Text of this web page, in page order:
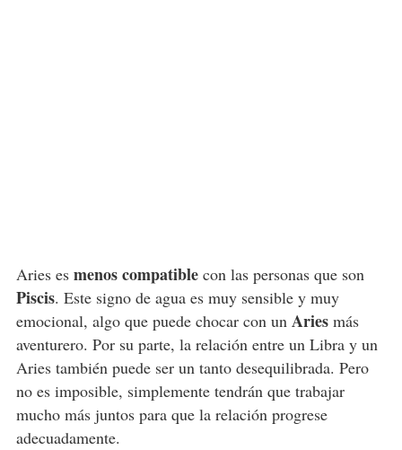
Aries es menos compatiblecon las personas que son
Piscis. Este signo de agua es muy sensible y muy
emocional, algo que puede chocar con un Ariesmás
aventurero. Por su parte, la relación entre un Libra y un
Aries también puede ser un tanto desequilibrada. Pero
no es imposible, simplemente tendrán que trabajar
mucho más juntos para que la relación progrese
adecuadamente.